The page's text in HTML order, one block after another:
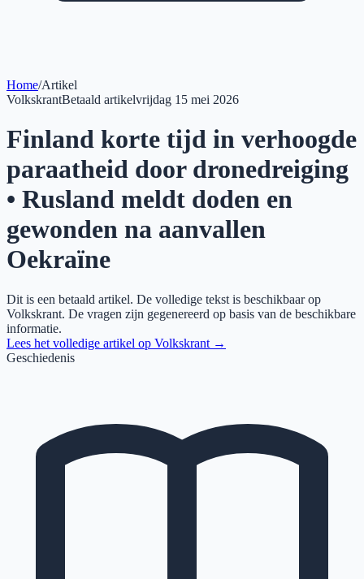
Home/Artikel
VolkskrantBetaald artikelvrijdag 15 mei 2026
Finland korte tijd in verhoogde
paraatheid door dronedreiging
• Rusland meldt doden en
gewonden na aanvallen
Oekraïne
Dit is een betaald artikel. De volledige tekst is beschikbaar op
Volkskrant. De vragen zijn gegenereerd op basis van de beschikbare
informatie.
Lees het volledige artikel op Volkskrant →
Geschiedenis